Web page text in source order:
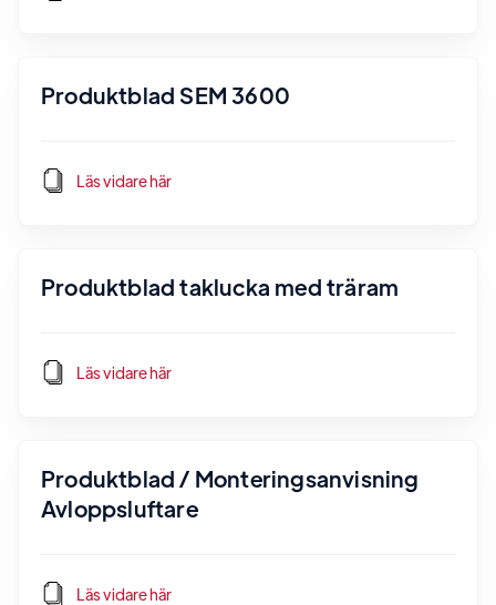
Produktblad SEM 3600
Läs vidare här
Produktblad taklucka med träram
Läs vidare här
Produktblad / Monteringsanvisning
Avloppsluftare
Läs vidare här